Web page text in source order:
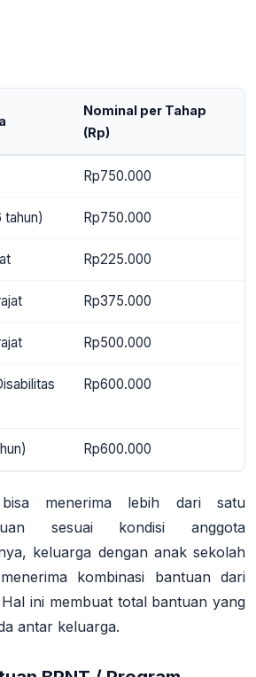
Nominal per Tahap
(Rp)
Rp750.000
tahun) Rp750.000
Rp225.000
Rp375.000
Rp500.000
Rp600.000
Rp600.000
menerima lebih dari satu
sesuai kondisi anggota
keluarga dengan anak sekolah
kombinasi bantuan dari
ini membuat total bantuan yang
antar keluarga.